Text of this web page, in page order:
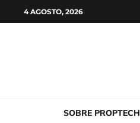
4 AGOSTO, 2026
SOBRE PROPTECH